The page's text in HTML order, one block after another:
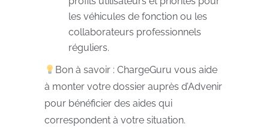
les véhicules de fonction ou les
collaborateurs professionnels
réguliers.
Bon à savoir : ChargeGuru vous aide
à monter votre dossier auprès d’Advenir
pour bénéficier des aides qui
correspondent à votre situation.